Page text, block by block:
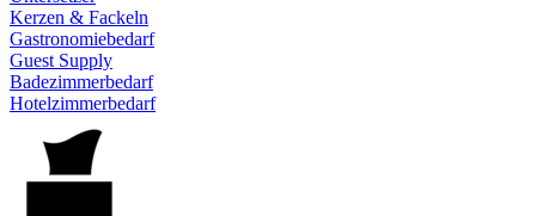
Kerzen & Fackeln
Gastronomiebedarf
Guest Supply
Badezimmerbedarf
Hotelzimmerbedarf